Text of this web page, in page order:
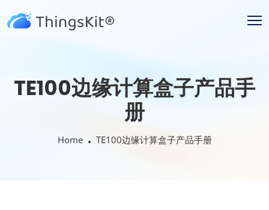
TE100边缘计算盒子产品手
册
Home TE100边缘计算盒子产品手册